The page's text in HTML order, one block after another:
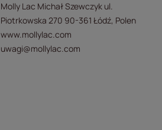
Molly Lac Michał Szewczyk ul.
Piotrkowska 270 90-361 Łódź, Polen
www.mollylac.com
uwagi@mollylac.com